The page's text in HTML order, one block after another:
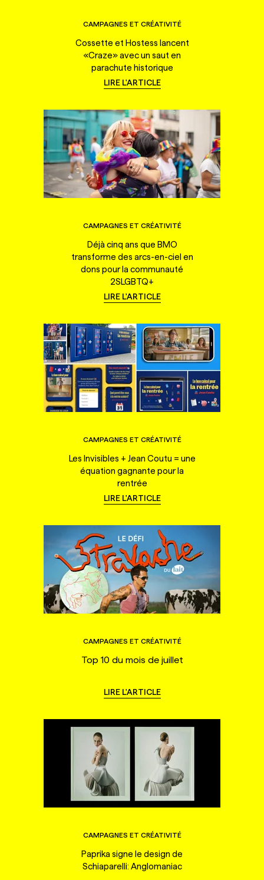
CAMPAGNES ET CRÉATIVITÉ
Cossette et Hostess lancent
«Craze» avec un saut en
parachute historique
LIRE L'ARTICLE
CAMPAGNES ET CRÉATIVITÉ
Déjà cinq ans que BMO
transforme des arcs-en-ciel en
dons pour la communauté
2SLGBTQ+
LIRE L'ARTICLE
CAMPAGNES ET CRÉATIVITÉ
Les Invisibles + Jean Coutu = une
équation gagnante pour la
rentrée
LIRE L'ARTICLE
CAMPAGNES ET CRÉATIVITÉ
Top 10 du mois de juillet
LIRE L'ARTICLE
CAMPAGNES ET CRÉATIVITÉ
Paprika signe le design de
Schiaparelli: Anglomaniac